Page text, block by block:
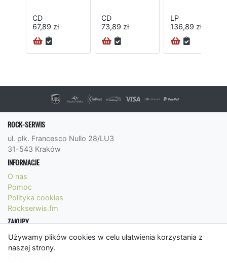
Używamy plików cookies w celu ułatwienia korzystania z
naszej strony.
CD
67,89 zł
CD
73,89 zł
LP
136,89 zł
ROCK-SERWIS
ul. płk. Francesco Nullo 28/LU3
31-543 Kraków
INFORMACJE
O nas
Pomoc
Polityka cookies
Rockserwis.fm
ZAKUPY
Formy płatności
Koszty wysyłki